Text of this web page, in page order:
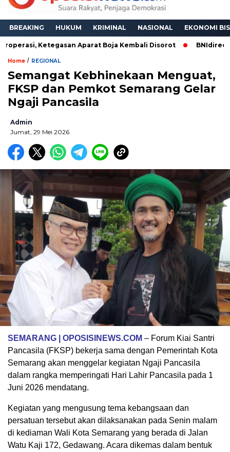
BREAKING HUKUM KRIMINAL NASIONAL EKONOMI
Ketegasan Aparat Boja Kembali Disorot BNIdirect
Home / REGIONAL
Semangat Kebhinekaan Menguat,
FKSP dan Pemkot Semarang Gelar
Ngaji Pancasila
Admin
Jumat, 29 Mei 2026
SEMARANG | OPOSISINEWS.COM – Forum Kiai Santri
Pancasila (FKSP) bekerja sama dengan Pemerintah Kota
Semarang akan menggelar kegiatan Ngaji Pancasila
dalam rangka memperingati Hari Lahir Pancasila pada 1
Juni 2026 mendatang.
Kegiatan yang mengusung tema kebangsaan dan
persatuan tersebut akan dilaksanakan pada Senin malam
di kediaman Wali Kota Semarang yang berada di Jalan
Watu Kaji 172, Gedawang. Acara dikemas dalam bentuk